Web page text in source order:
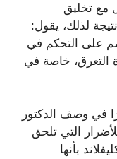
مع تخليق
لذلك، يقول:
على التحكم في
التعرق، خاصة في
في وصف الدكتور
التي تلحق
بأنها